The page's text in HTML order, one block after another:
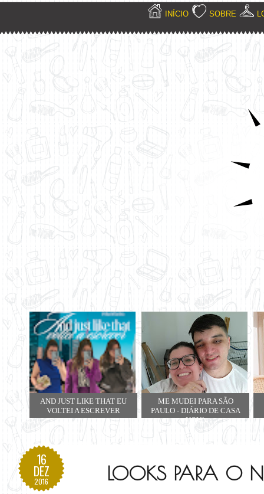
INÍCIO SOBRE
AND JUST LIKE THAT EU
VOLTEI A ESCREVER
ME MUDEI PARA SÃO
PAULO - DIÁRIO DE CASA
NOVA
16
DEZ
2016 LOOKS PARA O